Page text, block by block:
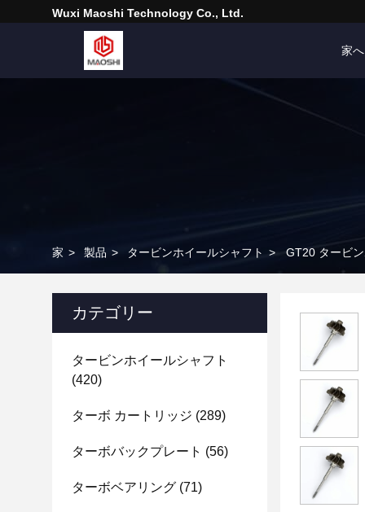
Wuxi Maoshi Technology Co., Ltd.
家へ
家 > 製品 > タービンホイールシャフト > GT20 タービ
カテゴリー
タービンホイールシャフト
(420)
ターボ カートリッジ (289)
ターボバックプレート (56)
ターボベアリング (71)